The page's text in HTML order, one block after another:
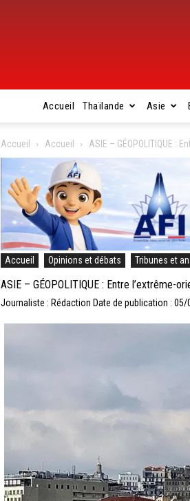
Accueil Thaïlande Asie
Accueil Accueil ASIE – GÉOPOLITIQUE :
Accueil Opinions et débats Tribunes et
ASIE – GÉOPOLITIQUE : Entre l’extrême-
Journaliste : Rédaction Date de publication : 05/